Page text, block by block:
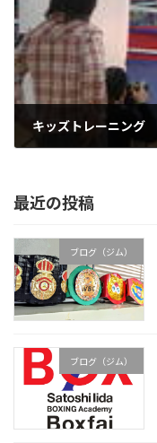
キッズトレーニング
最近の投稿
ブログ（ジム）
ブログ（ジム）